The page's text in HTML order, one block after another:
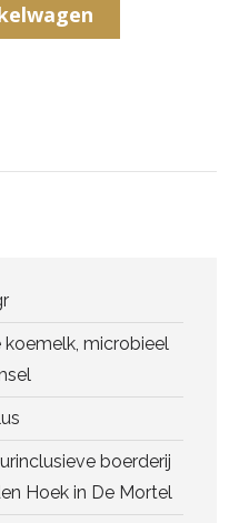
koemelk, microbieel
boerderij
Hoek in De Mortel